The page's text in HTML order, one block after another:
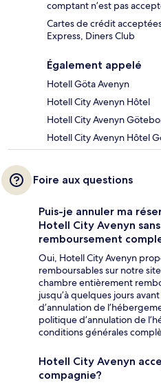
comptant n’est pas
Cartes de crédit
Express, Diners Club
Également appelé
Hotell Göta Avenyn
Hotell City Avenyn Hôtel
Hotell City Avenyn
Hotell City Avenyn Hôtel
Foire aux questions
Puis-je annuler ma
Hotell City Avenyn
remboursement
Oui, Hotell City Avenyn
remboursables sur notre
chambre entièrement
jusqu’à quelques jours
d’annulation de
politique d’annulation de
conditions générales
Hotell City Avenyn
compagnie?